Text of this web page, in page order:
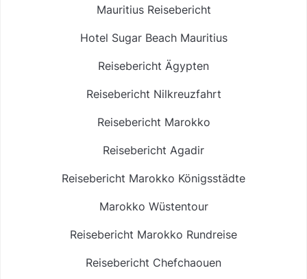
Mauritius Reisebericht
Hotel Sugar Beach Mauritius
Reisebericht Ägypten
Reisebericht Nilkreuzfahrt
Reisebericht Marokko
Reisebericht Agadir
Reisebericht Marokko Königsstädte
Marokko Wüstentour
Reisebericht Marokko Rundreise
Reisebericht Chefchaouen